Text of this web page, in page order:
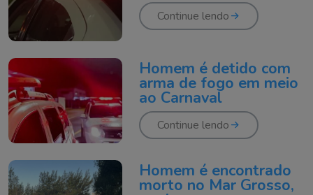
Continue lendo
Homem é detido com
arma de fogo em meio
ao Carnaval
Continue lendo
Homem é encontrado
morto no Mar Grosso,